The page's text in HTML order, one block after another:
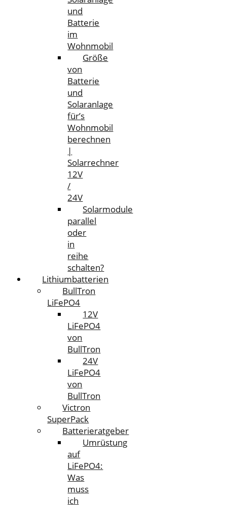
und
Batterie
im
Wohnmobil
Größe
von
Batterie
und
Solaranlage
für’s
Wohnmobil
berechnen
|
Solarrechner
12V
/
24V
Solarmodule
parallel
oder
in
reihe
schalten?
Lithiumbatterien
BullTron
LiFePO4
12V
LiFePO4
von
BullTron
24V
LiFePO4
von
BullTron
Victron
SuperPack
Batterieratgeber
Umrüstung
auf
LiFePO4:
Was
muss
ich